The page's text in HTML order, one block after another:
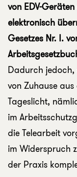
von EDV-
elektronisch
Gesetzes Nr. I.
Dadurch jedoch,
von Zuhause
Tageslicht,
im
die Telearbeit
im Widerspruch
der Praxis